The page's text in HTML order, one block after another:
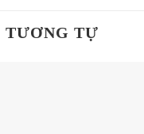
TƯƠNG TỰ